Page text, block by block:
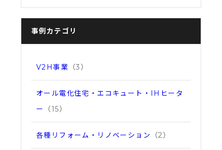
事例カテゴリ
V2H事業 （3）
オール電化住宅・エコキュート・IHヒータ
ー
（15）
各種リフォーム・リノベーション （2）